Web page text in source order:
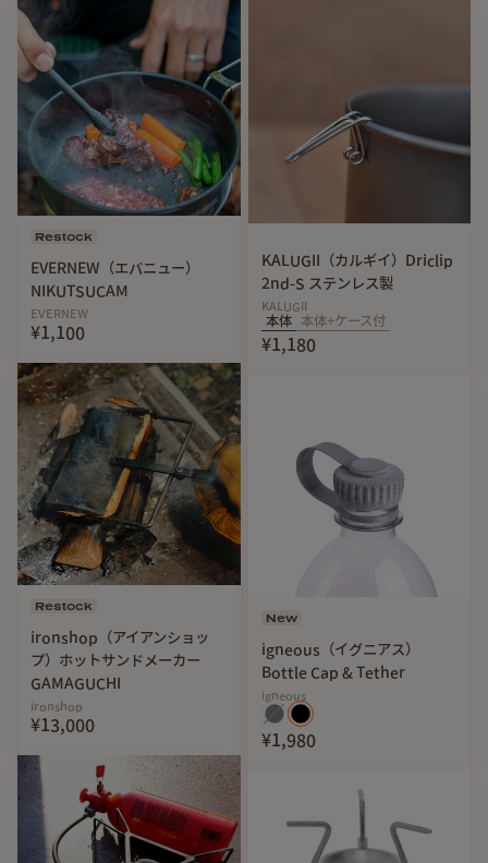
Restock
EVERNEW（エバニュー）
NIKUTSUCAM
EVERNEW
¥1,100
Restock
ironshop（アイアンショッ
プ）ホットサンドメーカー
GAMAGUCHI
ironshop
¥13,000
KALUGII（カルギイ）Driclip
2nd-S ステンレス製
KALUGII
本体 本体+ケース付
¥1,180
New
igneous（イグニアス）
Bottle Cap & Tether
igneous
¥1,980